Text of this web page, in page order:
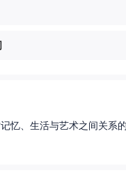
、生活与艺术之间关系